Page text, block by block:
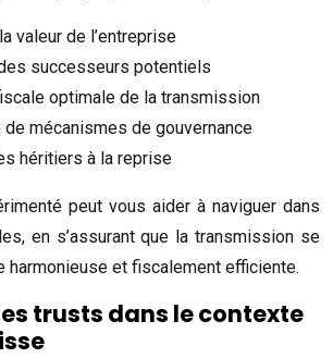
valeur de l’entreprise
successeurs potentiels
optimale de la transmission
mécanismes de gouvernance
héritiers à la reprise
peut vous aider à naviguer dans
en s’assurant que la transmission se
harmonieuse et fiscalement efficiente.
trusts dans le contexte